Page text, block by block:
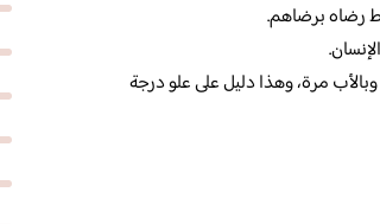
رضاه برضاهم.
مرة، وهذا دليل على علو درجة